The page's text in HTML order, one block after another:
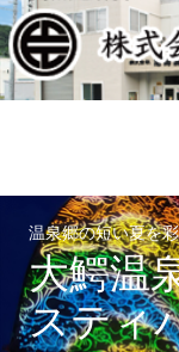
温泉郷の短い夏を
大鰐温
スティ